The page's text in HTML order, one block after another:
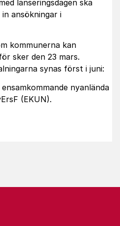
lanseringsdagen ska
ansökningar i
kommunerna kan
sker den 23 mars.
synas först i juni:
nyanlända
(EKUN).